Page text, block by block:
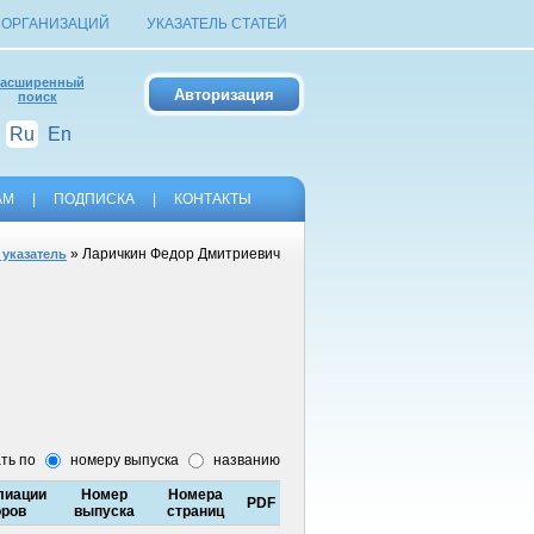
УКАЗАТЕЛЬ СТАТЕЙ
поиск
Ru En
ПОДПИСКА КОНТАКТЫ
» Ларичкин Федор Дмитриевич
по номеру выпуска названию
Номер
выпуска
Номера
страниц
PDF